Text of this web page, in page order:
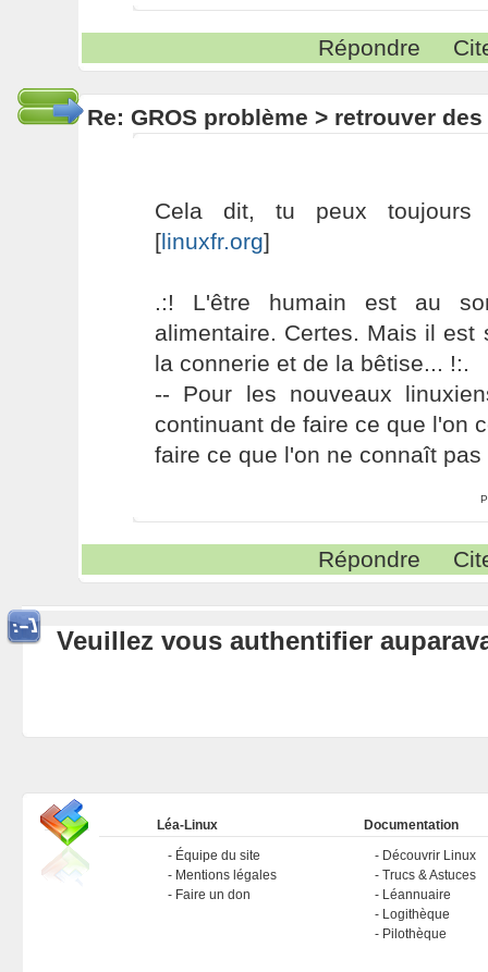
Répondre
Re: GROS problème > retrouver
Cela dit, tu peux
[linuxfr.org]
.:! L'être humain est au
alimentaire. Certes. Mais il est
la connerie et de la bêtise... !:.
-- Pour les nouveaux
continuant de faire ce que l'on
faire ce que l'on ne connaît pas
Répondre
Veuillez vous authentifier
Léa-Linux
Équipe du site
Mentions légales
Faire un don
Documentation
Découvrir Linux
Trucs & Astuces
Léannuaire
Logithèque
Pilothèque